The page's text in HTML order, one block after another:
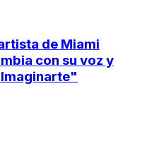
de Miami
con su voz y